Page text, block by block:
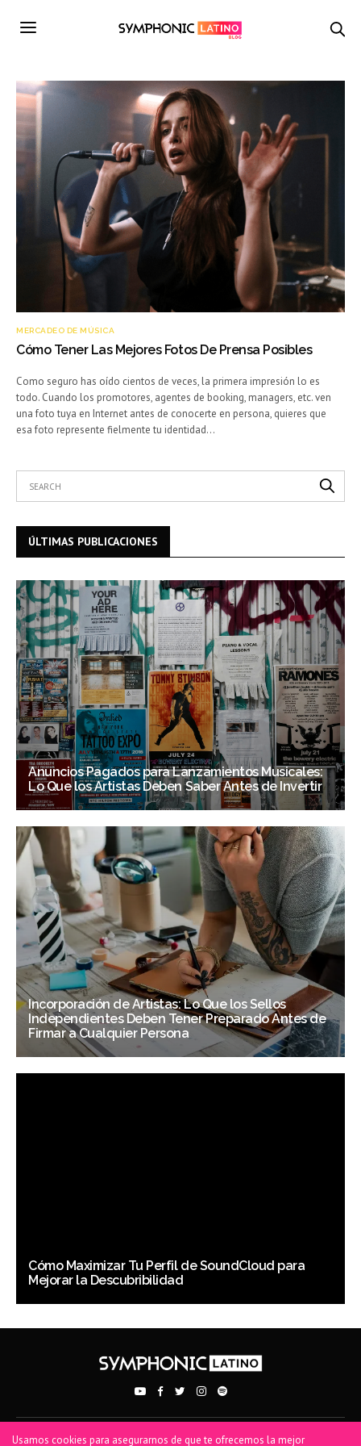
MERCADEO DE MÚSICA
Cómo Tener Las Mejores Fotos De Prensa Posibles
Como seguro has oído cientos de veces, la primera impresión lo es
todo. Cuando los promotores, agentes de booking, managers, etc. ven
una foto tuya en Internet antes de conocerte en persona, quieres que
esa foto represente fielmente tu identidad…
ÚLTIMAS PUBLICACIONES
Anuncios Pagados para Lanzamientos Musicales:
Lo Que los Artistas Deben Saber Antes de Invertir
Incorporación de Artistas: Lo Que los Sellos
Independientes Deben Tener Preparado Antes de
Firmar a Cualquier Persona
Cómo Maximizar Tu Perfil de SoundCloud para
Mejorar la Descubribilidad
Usamos cookies para asegurarnos de que te ofrecemos la mejor